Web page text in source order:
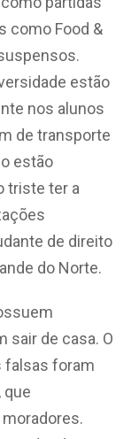
como Food &
os.
estão
nos alunos
de transporte
estão
triste ter a
de direito
do Norte.
sair de casa. O
falsas foram
que